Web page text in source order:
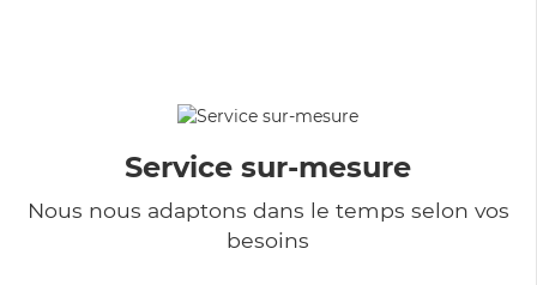
Service sur-mesure
Nous nous adaptons dans le temps selon vos
besoins